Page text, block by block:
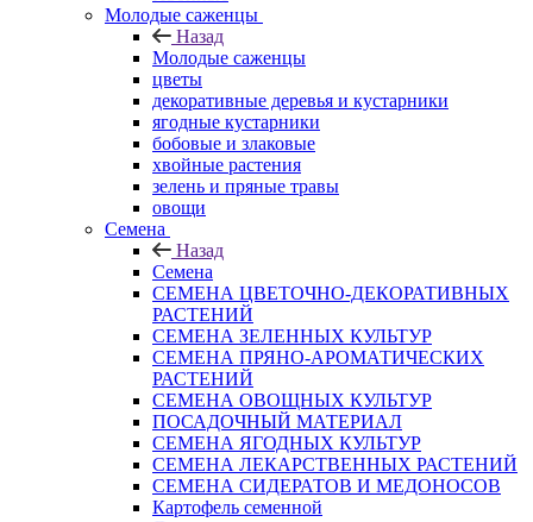
Молодые саженцы
Назад
Молодые саженцы
цветы
декоративные деревья и кустарники
ягодные кустарники
бобовые и злаковые
хвойные растения
зелень и пряные травы
овощи
Семена
Назад
Семена
СЕМЕНА ЦВЕТОЧНО-ДЕКОРАТИВНЫХ
РАСТЕНИЙ
СЕМЕНА ЗЕЛЕННЫХ КУЛЬТУР
СЕМЕНА ПРЯНО-АРОМАТИЧЕСКИХ
РАСТЕНИЙ
СЕМЕНА ОВОЩНЫХ КУЛЬТУР
ПОСАДОЧНЫЙ МАТЕРИАЛ
СЕМЕНА ЯГОДНЫХ КУЛЬТУР
СЕМЕНА ЛЕКАРСТВЕННЫХ РАСТЕНИЙ
СЕМЕНА СИДЕРАТОВ И МЕДОНОСОВ
Картофель семенной